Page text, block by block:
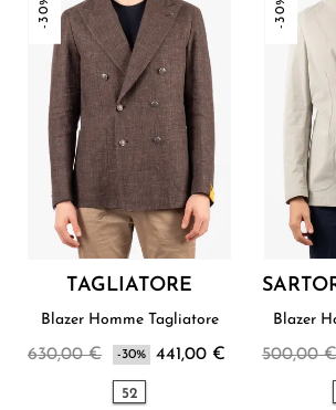
-30%
TAGLIATORE
Blazer Homme Tagliatore
630,00 € -30% 441,00 €
52
-30%
Blazer Homme
500,00 €